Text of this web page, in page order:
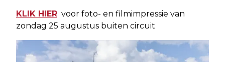
KLIK HIER voor foto- en filmimpressie van
zondag 25 augustus buiten circuit